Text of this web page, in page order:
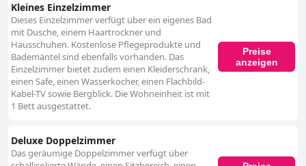
Kleines Einzelzimmer
Dieses Einzelzimmer verfügt über ein eigenes Bad
mit Dusche, einem Haartrockner und
Hausschuhen. Kostenlose Pflegeprodukte und
Bademäntel sind ebenfalls vorhanden. Das
Einzelzimmer bietet zudem einen Kleiderschrank,
einen Safe, einen Wasserkocher, einen Flachbild-
Kabel-TV sowie Bergblick. Die Wohneinheit ist mit
1 Bett ausgestattet.
Preise
anzeigen
Deluxe Doppelzimmer
Das geräumige Doppelzimmer verfügt über